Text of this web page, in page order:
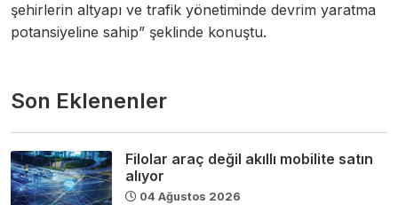
şehirlerin altyapı ve trafik yönetiminde devrim yaratma
potansiyeline sahip” şeklinde konuştu.
Son Eklenenler
Filolar araç değil akıllı mobilite satın
alıyor
04 Ağustos 2026